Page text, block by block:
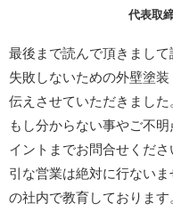
代表取
最後まで読んで頂きまして
失敗しないための外壁塗
伝えさせていただきました
もし分からない事やご不
イントまでお問合せくだ
引な営業は絶対に行ない
の社内で教育しておりま